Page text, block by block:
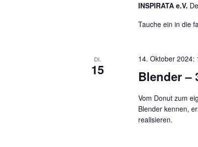
INSPIRATA e.V.
Tauche ein in die
DI.
15 Blender –
14. Oktober 2024:
Vom Donut zum
Blender kennen,
realisieren.